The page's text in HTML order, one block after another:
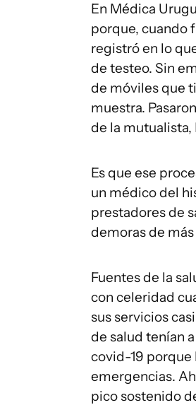
En Médica
porque, cuando
registró en lo
de testeo. Sin
de móviles que
muestra.
de la
Es que ese
un médico del
prestadores de
demoras de
Fuentes de la
con celeridad
sus servicios
de salud tenían
covid-19 porque
emergencias.
pico sostenido